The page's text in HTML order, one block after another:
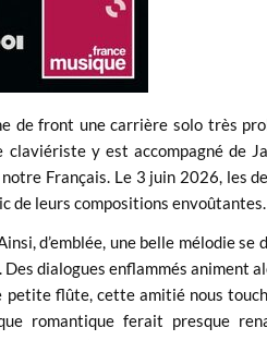
de front une carrière solo très
claviériste y est accompagné de
Français. Le 3 juin 2026, les
de leurs compositions envoûtantes.
d’emblée, une belle mélodie se
dialogues enflammés animent
petite flûte, cette amitié nous
romantique ferait presque